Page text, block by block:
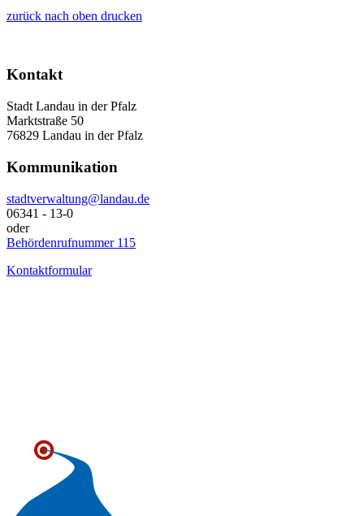
zurück nach oben drucken
Kontakt
Stadt Landau in der Pfalz
Marktstraße 50
76829 Landau in der Pfalz
Kommunikation
stadtverwaltung@landau.de
06341 - 13-0
oder
Behördenrufnummer 115
Kontaktformular